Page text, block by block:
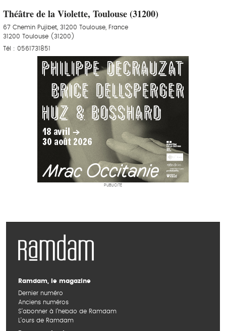
Théâtre de la Violette, Toulouse (31200)
67 Chemin Pujibet, 31200 Toulouse, France
31200 Toulouse (31200)
Tél : 0561731851
PUBLICITÉ
Ramdam, le magazine
Dernier numéro
Anciens numéros
S’abonner à l’hebdo de Ramdam
L’ours de Ramdam